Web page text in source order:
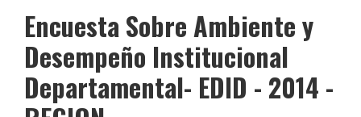
Encuesta Sobre Ambiente y
Desempeño Institucional
Departamental- EDID - 2014 -